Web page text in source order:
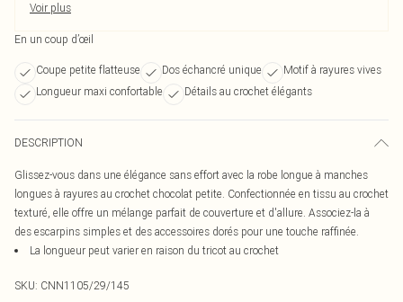
Voir plus
En un coup d’œil
Coupe petite flatteuse Dos échancré unique
Motif à rayures vives
Longueur maxi confortable
Détails au crochet élégants
DESCRIPTION
Glissez-vous dans une élégance sans effort avec la robe longue à manches
longues à rayures au crochet chocolat petite. Confectionnée en tissu au crochet
texturé, elle offre un mélange parfait de couverture et d'allure. Associez-la à
des escarpins simples et des accessoires dorés pour une touche raffinée.
La longueur peut varier en raison du tricot au crochet
SKU: CNN1105/29/145